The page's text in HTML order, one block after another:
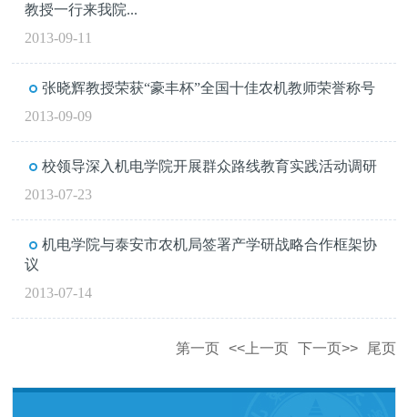
教授一行来我院...
2013-09-11
张晓辉教授荣获“豪丰杯”全国十佳农机教师荣誉称号
2013-09-09
校领导深入机电学院开展群众路线教育实践活动调研
2013-07-23
机电学院与泰安市农机局签署产学研战略合作框架协
议
2013-07-14
第一页 <<上一页 下一页>> 尾页